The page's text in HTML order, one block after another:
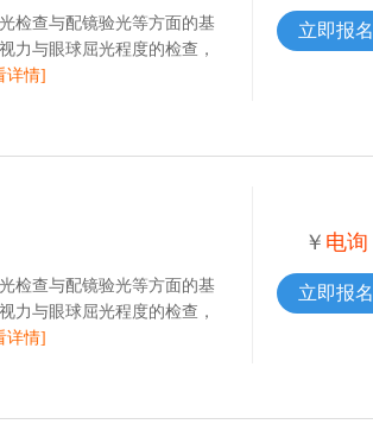
检查与配镜验光等方面的基
力与眼球屈光程度的检查，
详情]
立即报名
检查与配镜验光等方面的基
力与眼球屈光程度的检查，
详情]
￥ 电询
立即报名